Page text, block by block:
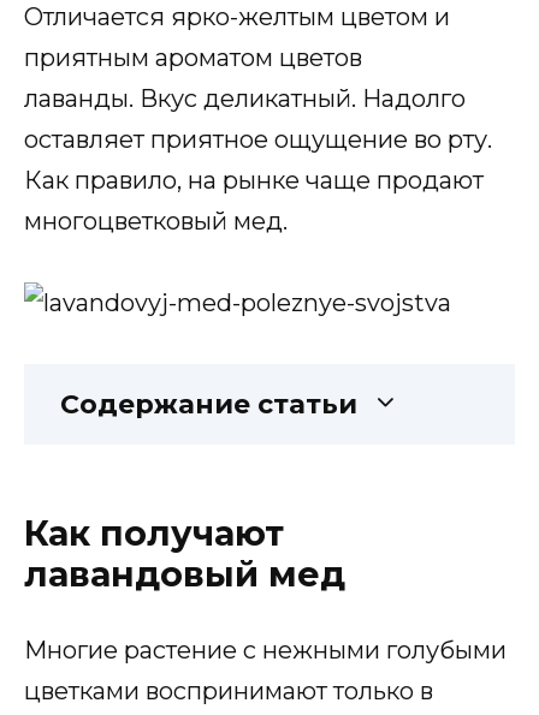
Отличается ярко-желтым цветом и
приятным ароматом цветов
лаванды. Вкус деликатный. Надолго
оставляет приятное ощущение во рту.
Как правило, на рынке чаще продают
многоцветковый мед.
Содержание статьи
Как получают
лавандовый мед
Многие растение с нежными голубыми
цветками воспринимают только в